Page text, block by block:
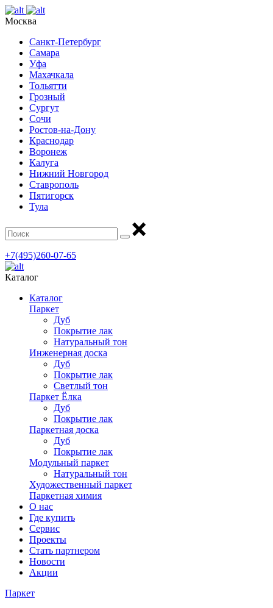
Москва
Санкт-Петербург
Самара
Уфа
Махачкала
Тольятти
Грозный
Сургут
Сочи
Ростов-на-Дону
Краснодар
Воронеж
Калуга
Нижний Новгород
Ставрополь
Пятигорск
Тула
+7(495)260-07-65
Каталог
Каталог
Паркет
Дуб
Покрытие лак
Натуральный тон
Инженерная доска
Дуб
Покрытие лак
Светлый тон
Паркет Ёлка
Дуб
Покрытие лак
Паркетная доска
Дуб
Покрытие лак
Модульный паркет
Натуральный тон
Художественный паркет
Паркетная химия
О нас
Где купить
Сервис
Проекты
Стать партнером
Новости
Акции
Паркет